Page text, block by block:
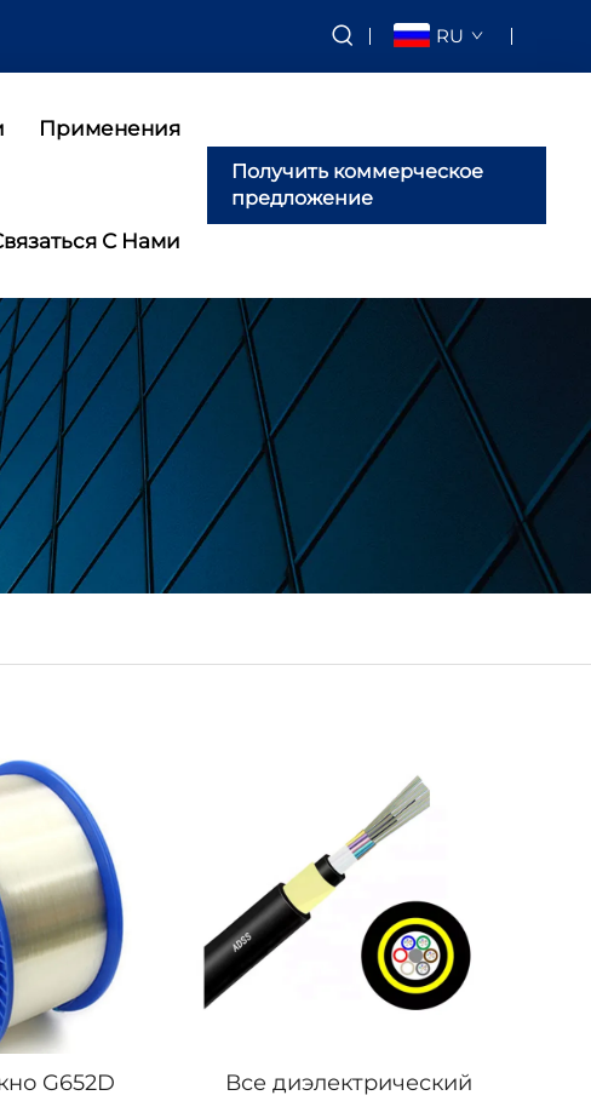
RU
Применения
С Нами
Получить коммерческое
предложение
G652D
Все диэлектрический